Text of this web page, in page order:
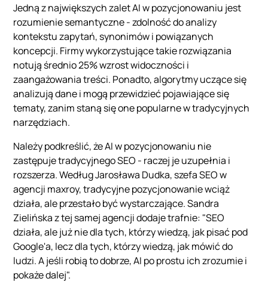
Jedną z największych zalet AI w pozycjonowaniu jest
rozumienie semantyczne - zdolność do analizy
kontekstu zapytań, synonimów i powiązanych
koncepcji. Firmy wykorzystujące takie rozwiązania
notują średnio 25% wzrost widoczności i
zaangażowania treści. Ponadto, algorytmy uczące się
analizują dane i mogą przewidzieć pojawiające się
tematy, zanim staną się one popularne w tradycyjnych
narzędziach.
Należy podkreślić, że AI w pozycjonowaniu nie
zastępuje tradycyjnego SEO - raczej je uzupełnia i
rozszerza. Według Jarosława Dudka, szefa SEO w
agencji maxroy, tradycyjne pozycjonowanie wciąż
działa, ale przestało być wystarczające. Sandra
Zielińska z tej samej agencji dodaje trafnie: "SEO
działa, ale już nie dla tych, którzy wiedzą, jak pisać pod
Google'a, lecz dla tych, którzy wiedzą, jak mówić do
ludzi. A jeśli robią to dobrze, AI po prostu ich zrozumie i
pokaże dalej".